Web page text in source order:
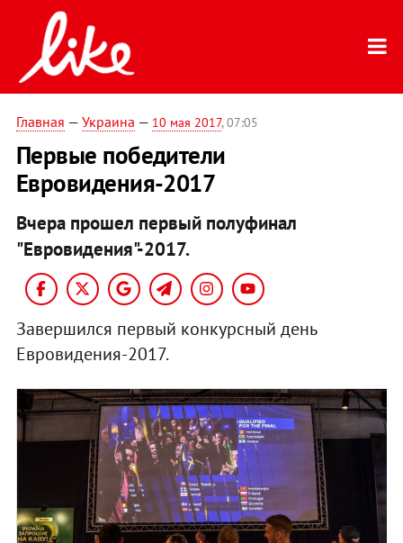
Главная — Украина — 10 мая 2017, 07:05
Первые победители
Евровидения-2017
Вчера прошел первый полуфинал
"Евровидения"-2017.
Завершился первый конкурсный день
Евровидения-2017.